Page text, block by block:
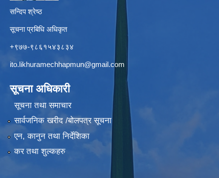
सन्दिप श्रेष्ठ
सूचना प्रबिधि अधिकृत
+९७७-९८६१५४३८३४
ito.likhuramechhapmun@gmail.com
सूचना अधिकारी
सूचना तथा समाचार
सार्वजनिक खरीद /बोलपत्र सूचना
एन, कानुन तथा निर्देशिका
कर तथा शुल्कहरु